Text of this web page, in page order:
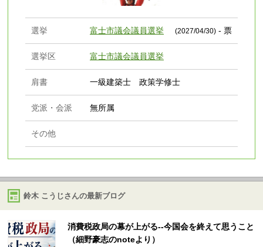
選挙 富士市議会議員選挙 (2027/04/30)- 票
選挙区 富士市議会議員選挙
肩書 一級建築士 政策学修士
党派・会派 無所属
その他
鈴木 こうじさんの最新ブログ
消費税政局の幕が上がる--今国会を終えて思うこと
（細野豪志のnoteより）